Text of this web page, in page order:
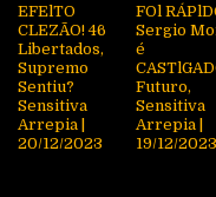
EFElTO
CLEZÃO! 46
Libertados,
Supremo
Sentiu?
Sensitiva
Arrepia |
20/12/2023
FOl
Sergio
é
Futuro,
Sensitiva
Arrepia |
19/12/2023